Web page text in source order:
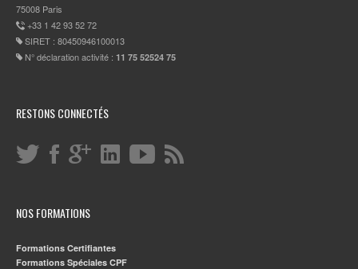
75008 Paris
+33 1 42 93 52 72
SIRET : 80450946100013
N° déclaration activité : 11 75 52524 75
RESTONS CONNECTÉS
NOS FORMATIONS
Formations Certifiantes
Formations Spéciales CPF